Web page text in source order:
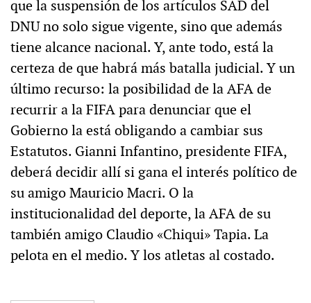
que la suspensión de los artículos SAD del
DNU no solo sigue vigente, sino que además
tiene alcance nacional. Y, ante todo, está la
certeza de que habrá más batalla judicial. Y un
último recurso: la posibilidad de la AFA de
recurrir a la FIFA para denunciar que el
Gobierno la está obligando a cambiar sus
Estatutos. Gianni Infantino, presidente FIFA,
deberá decidir allí si gana el interés político de
su amigo Mauricio Macri. O la
institucionalidad del deporte, la AFA de su
también amigo Claudio «Chiqui» Tapia. La
pelota en el medio. Y los atletas al costado.